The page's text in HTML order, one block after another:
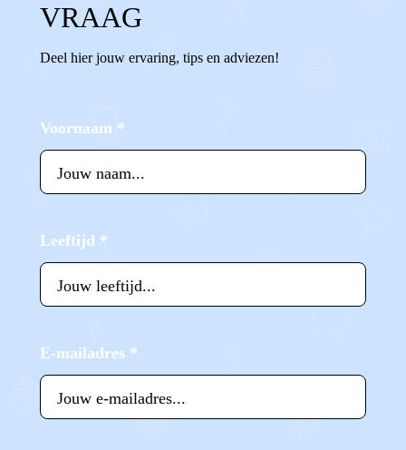
VRAAG
Deel hier jouw ervaring, tips en adviezen!
Voornaam *
Leeftijd *
E-mailadres *